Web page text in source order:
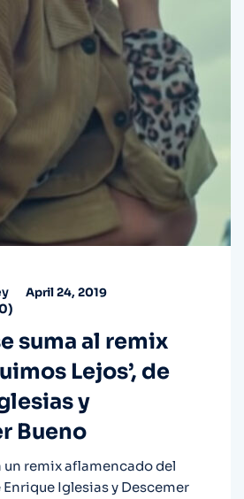
April 24, 2019
)
suma al remix
Lejos’, de
y
Bueno
un remix aflamencado del
Iglesias y Descemer